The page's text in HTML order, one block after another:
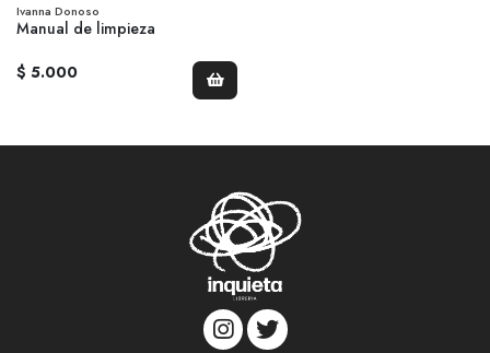
Ivanna Donoso
Manual de limpieza
$ 5.000